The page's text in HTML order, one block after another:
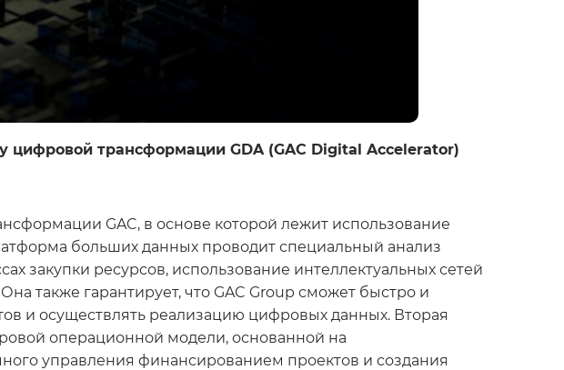
цифровой трансформации GDA (GAC Digital Accelerator)
GAC, в основе которой лежит использование
больших данных проводит специальный анализ
закупки ресурсов, использование интеллектуальных сетей
также гарантирует, что GAC Group сможет быстро и
и осуществлять реализацию цифровых данных. Вторая
операционной модели, основанной на
управления финансированием проектов и создания